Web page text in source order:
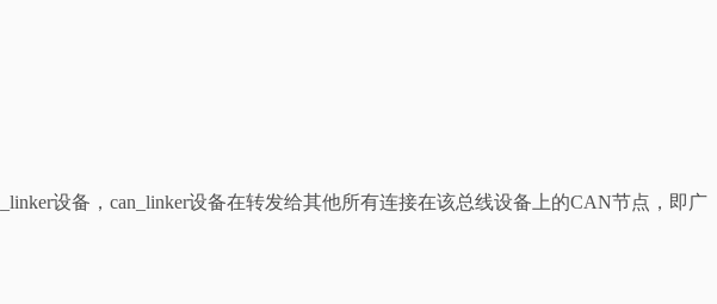
设备，can_linker设备在转发给其他所有连接在该总线设备上的CAN节点，即广